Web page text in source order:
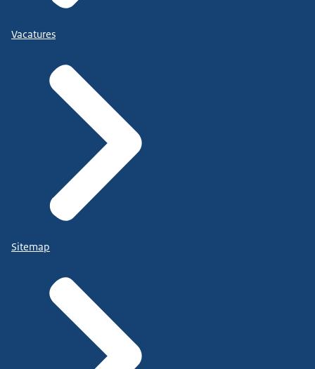
Vacatures
Sitemap